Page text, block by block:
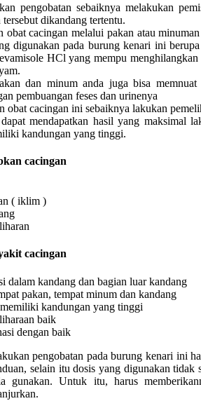
pengobatan sebaiknya melakukan
dikandang tertentu.
obat cacingan melalui pakan atau
digunakan pada burung kenari ini
HCl yang mempu
dan minum anda juga bisa memnuat
pembuangan feses dan urinenya
obat cacingan ini sebaiknya lakukan
mendapatkan hasil yang maksimal
kandungan yang tinggi.
cacingan
( iklim )
cacingan
dalam kandang dan bagian luar kandang
pakan, tempat minum dan kandang
kandungan yang tinggi
baik
dengan baik
pengobatan pada burung kenari ini
selain itu dosis yang digunakan
gunakan. Untuk itu, harus